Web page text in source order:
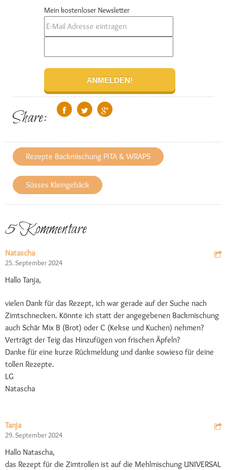
Mein kostenloser Newsletter
Share:
Rezepte Backmischung PITA & WRAPS
Süsses Kleingebäck
5 Kommentare
Natascha
25. September 2024
Hallo Tanja,
vielen Dank für das Rezept, ich war gerade auf der Suche nach
Zimtschnecken. Könnte ich statt der angegebenen Backmischung
auch Schär Mix B (Brot) oder C (Kekse und Kuchen) nehmen?
Verträgt der Teig das Hinzufügen von frischen Äpfeln?
Danke für eine kurze Rückmeldung und danke sowieso für deine
tollen Rezepte.
LG
Natascha
Tanja
29. September 2024
Hallo Natascha,
das Rezept für die Zimtrollen ist auf die Mehlmischung UNIVERSAL